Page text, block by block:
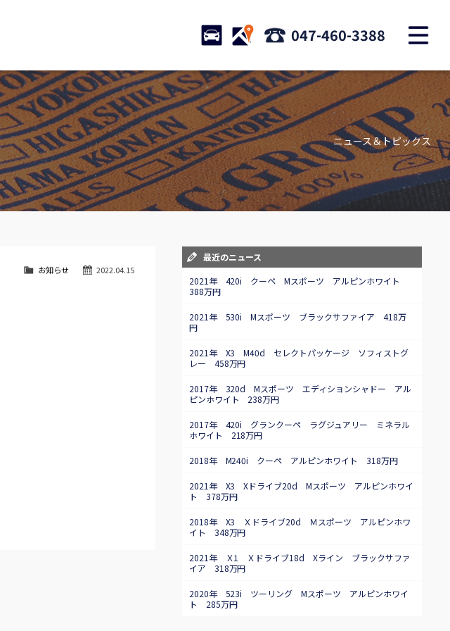
STOCK ACCESS 047-460-3388
目玉車両一覧
Features Stock list
店舗紹介
Shop information
全国納車
Delivery service
お問い合わせ
Contact us
買取無料査定
Trade in
自動車保険
Car insurance
スタッフblog
ニュース＆トピックス
2022.04.15
お知らせ
最近のニュース
2021年 420i クーペ Mスポーツ アルピンホワイト
388万円
2021年 530i Mスポーツ ブラックサファイア 418万
円
2021年 X3 M40d セレクトパッケージ ソフィストグ
レー 458万円
2017年 320d Mスポーツ エディションシャドー アル
ピンホワイト 238万円
2017年 420i グランクーペ ラグジュアリー ミネラル
ホワイト 218万円
2018年 M240i クーペ アルピンホワイト 318万円
2021年 X3 Xドライブ20d Mスポーツ アルピンホワイ
ト 378万円
2018年 X3 Ｘドライブ20d Ｍスポーツ アルピンホワ
イト 348万円
2021年 Ｘ1 Ｘドライブ18d Xライン ブラックサファ
イア 318万円
2020年 523i ツーリング Mスポーツ アルピンホワイ
ト 285万円